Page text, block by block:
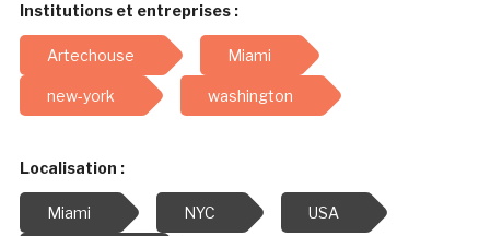
Institutions et entreprises :
Artechouse Miami
new-york washington
Localisation :
Miami NYC USA